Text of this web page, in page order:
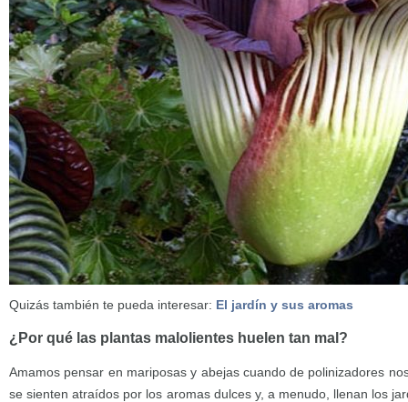
Quizás también te pueda interesar: El jardín y sus aromas
¿Por qué las plantas malolientes huelen tan mal?
Amamos pensar en mariposas y abejas cuando de polinizadores
se sienten atraídos por los aromas dulces y, a menudo, llenan los